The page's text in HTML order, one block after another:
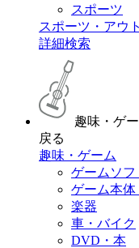
スポーツ
スポーツ・アウ
詳細検索
趣味・ゲ
戻る
趣味・ゲーム
ゲームソフ
ゲーム本体
楽器
車・バイク
DVD・本